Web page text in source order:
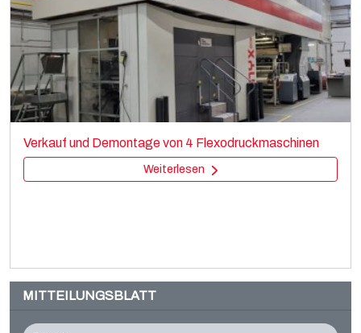
SITEC SMA 600-1300
Converting machines
Slitter rewinders
Weiterlesen
Verkauf und Demontage von 4 Flexodruckmaschinen
Weiterlesen
MITTEILUNGSBLATT